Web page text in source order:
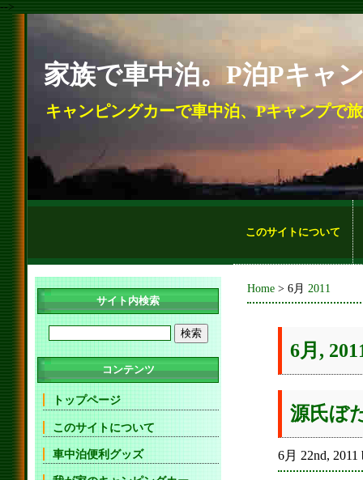
-->
家族で車中泊。P泊Pキャ
キャンピングカーで車中泊、Pキャンプで
このサイトについて
Home > 6月 2011
6月,
源氏ぼ
6月 22nd,
サイト内検索
コンテンツ
トップページ
このサイトについて
車中泊便利グッズ